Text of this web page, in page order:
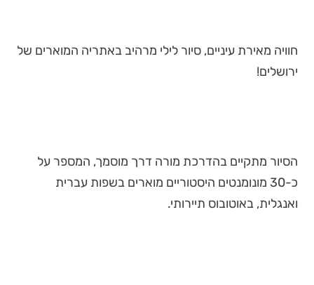
חוויה מאירת עיניים, סיור לילי מרהיב באתריה המוארים של
ירושלים!
הסיור מתקיים בהדרכת מורה דרך מוסמך, המספר על
כ-30 מונומנטים היסטוריים מוארים בשפות עברית
ואנגלית, באוטובוס תיירותי.